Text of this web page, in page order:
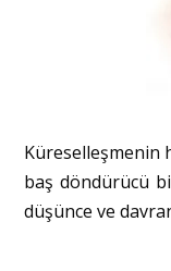
Küreselleşmenin
baş döndürücü
düşünce ve